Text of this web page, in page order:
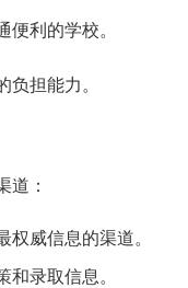
便利的学校。
负担能力。
道：
权威信息的渠道。
和录取信息。